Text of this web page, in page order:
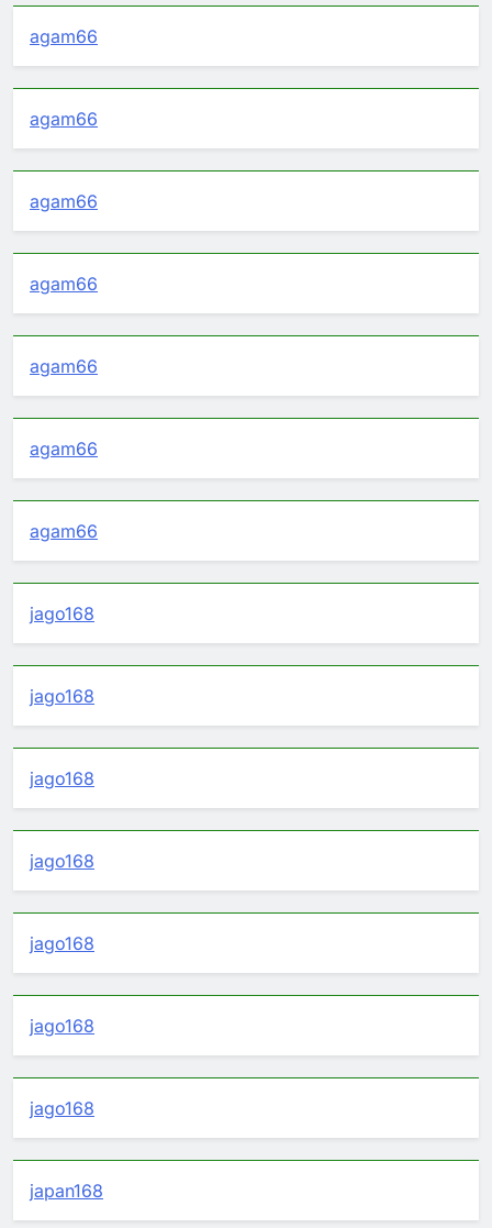
agam66
agam66
agam66
agam66
agam66
agam66
agam66
jago168
jago168
jago168
jago168
jago168
jago168
jago168
japan168